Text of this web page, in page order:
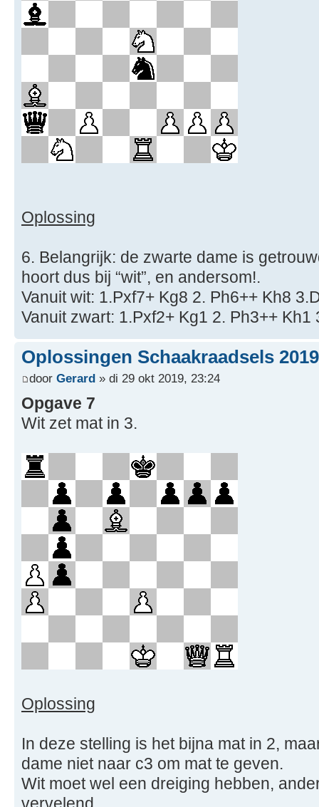
Oplossing
6. Belangrijk: de zwarte dame is
hoort dus bij “wit”, en andersom!.
Vanuit wit: 1.Pxf7+ Kg8 2. Ph6++ Kh8
Vanuit zwart: 1.Pxf2+ Kg1 2. Ph3++ Kh1
Oplossingen Schaakraadsels
door Gerard » di 29 okt 2019, 23:24
Opgave 7
Wit zet mat in 3.
Oplossing
In deze stelling is het bijna mat in 2,
dame niet naar c3 om mat te geven.
Wit moet wel een dreiging hebben,
vervelend.